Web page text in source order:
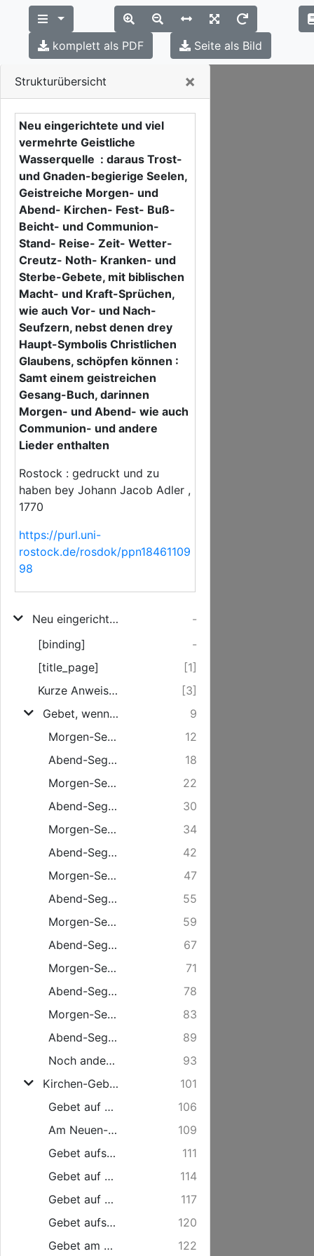
Strukturübersicht ×
Neu eingerichtete und viel
vermehrte Geistliche
Wasserquelle : daraus Trost-
und Gnaden-begierige Seelen,
Geistreiche Morgen- und
Abend- Kirchen- Fest- Buß-
Beicht- und Communion-
Stand- Reise- Zeit- Wetter-
Creutz- Noth- Kranken- und
Sterbe-Gebete, mit biblischen
Macht- und Kraft-Sprüchen,
wie auch Vor- und Nach-
Seufzern, nebst denen drey
Haupt-Symbolis Christlichen
Glaubens, schöpfen können :
Samt einem geistreichen
Gesang-Buch, darinnen
Morgen- und Abend- wie auch
Communion- und andere
Lieder enthalten
Rostock : gedruckt und zu
haben bey Johann Jacob Adler ,
1770
https://purl.uni-
rostock.de/rosdok/ppn18461109
98
Neu eingerichtete und viel vermehrte Geistliche Wasserquelle
-
[binding]
-
[title_page]
[1]
Kurze Anweisung und Vermahnung zum ernstlichen und andächtigen Gebet.
[3]
Gebet, wenn der Mensch beten will, täglich zu sprechen:
9
Morgen-Segen am Sonntage.
12
Abend-Segen am Sonntage.
18
Morgen-Segen am Montage.
22
Abend-Segen am Montage.
30
Morgen-Segen am Dienstage.
34
Abend-Segen am Dienstage.
42
Morgen-Segen am Mittwochen.
47
Abend-Segen am Mittwoch.
55
Morgen-Segen am Donnerstage.
59
Abend-Segen am Donnerstage.
67
Morgen-Segen am Freytage.
71
Abend-Segen am Freytage.
78
Morgen-Segen am Sonnabend.
83
Abend-Segen am Sonnabend.
89
Noch andere kurze Gebetlein, Morgens und Abends zu sprechen.
93
Kirchen-Gebete, wenn der Mensch in die Kirche gehen will, wie auch auf die vornehmsten Fest-Tage zu sprechen.
101
Gebet auf Weyhnachten.
106
Am Neuen-Jahrs-Tage.
109
Gebet aufs Oster-Fest.
111
Gebet auf die Himmelfahrt Christi.
114
Gebet auf Pfingsten.
117
Gebet aufs Fest der Heil. Dreyfaltigkeit.
120
Gebet am St. Michaelis-Tage.
122
komplett als PDF Seite als Bild